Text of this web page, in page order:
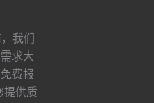
我们
求大
费报
提供质